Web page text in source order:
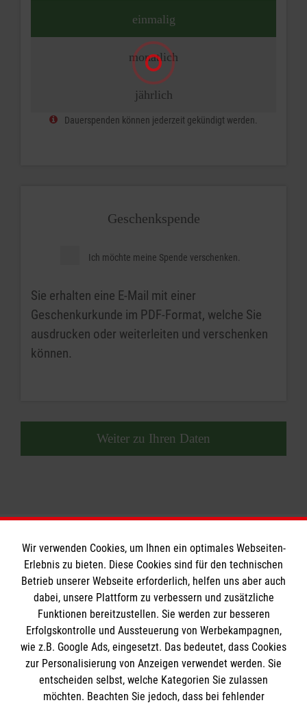
einmalig
monatlich
jährlich
Dauerspenden können jederzeit gekündigt werden.
Geschenkspende
Ich möchte meine Spende verschenken.
Sie erhalten eine E-Mail mit einer
Geschenkurkunde im PDF-Format, welche Sie
ausdrucken oder weiterleiten und verschenken
können.
Weiter zu Ihren Daten
Informationen
A-Z
Presse
Impressum
Datenschutz
Die Malteser
Wir verwenden Cookies, um Ihnen ein optimales Webseiten-
Erlebnis zu bieten. Diese Cookies sind für den technischen
Betrieb unserer Webseite erforderlich, helfen uns aber auch
dabei, unsere Plattform zu verbessern und zusätzliche
Funktionen bereitzustellen. Sie werden zur besseren
Erfolgskontrolle und Aussteuerung von Werbekampagnen,
wie z.B. Google Ads, eingesetzt. Das bedeutet, dass Cookies
zur Personalisierung von Anzeigen verwendet werden. Sie
entscheiden selbst, welche Kategorien Sie zulassen
möchten. Beachten Sie jedoch, dass bei fehlender